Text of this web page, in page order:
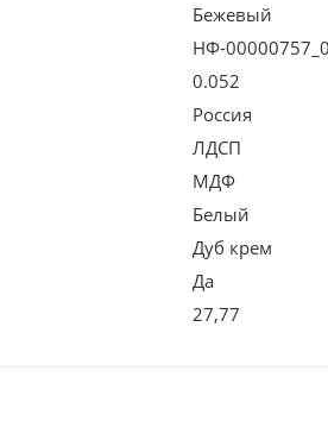
Бежевый
НФ-
0.052
Россия
ЛДСП
МДФ
Белый
Дуб крем
Да
27,77